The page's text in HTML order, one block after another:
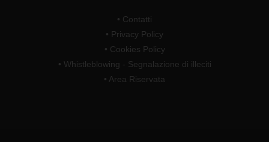
• Contatti
• Privacy Policy
• Cookies Policy
• Whistleblowing - Segnalazione di illeciti
• Area Riservata